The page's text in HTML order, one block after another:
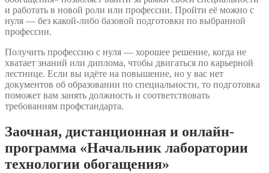
и работать в новой роли или профессии. Пройти её можно с
нуля — без какой-либо базовой подготовки по выбранной
профессии.
Получить профессию с нуля — хорошее решение, когда не
хватает знаний или диплома, чтобы двигаться по карьерной
лестнице. Если вы идёте на повышение, но у вас нет
документов об образовании по специальности, то подготовка
поможет вам занять должность и соответствовать
требованиям профстандарта.
Заочная, дистанционная и онлайн-
программа «Начальник лаборатории
технологии обогащения»